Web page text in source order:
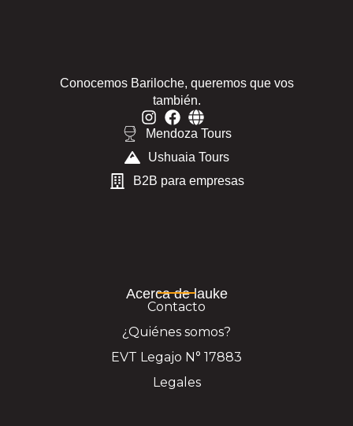
Conocemos Bariloche, queremos que vos
también.
Mendoza Tours
Ushuaia Tours
B2B para empresas
Acerca de lauke
Contacto
¿Quiénes somos?
EVT Legajo N° 17883
Legales